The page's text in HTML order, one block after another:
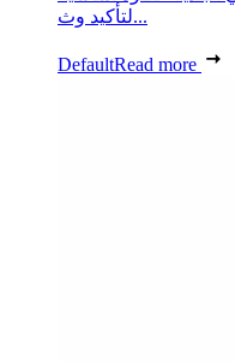
لتأكيد وث...
DefaultRead more